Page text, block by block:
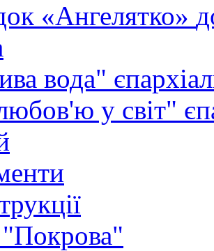
«Ангелятко»
вода"
у світ"